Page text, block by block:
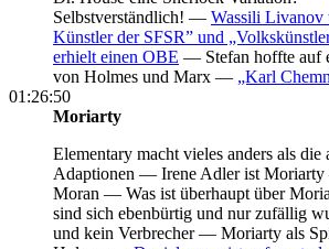
Selbstverständlich! — Wassili Livanov
Künstler der SFSR” und
erhielt einen OBE — Stefan hoffte auf
von Holmes und Marx — „Karl
01:26:50
Moriarty
Elementary macht vieles anders als die
Adaptionen — Irene Adler ist
Moran — Was ist überhaupt über
sind sich ebenbürtig und nur zufällig
und kein Verbrecher — Moriarty als